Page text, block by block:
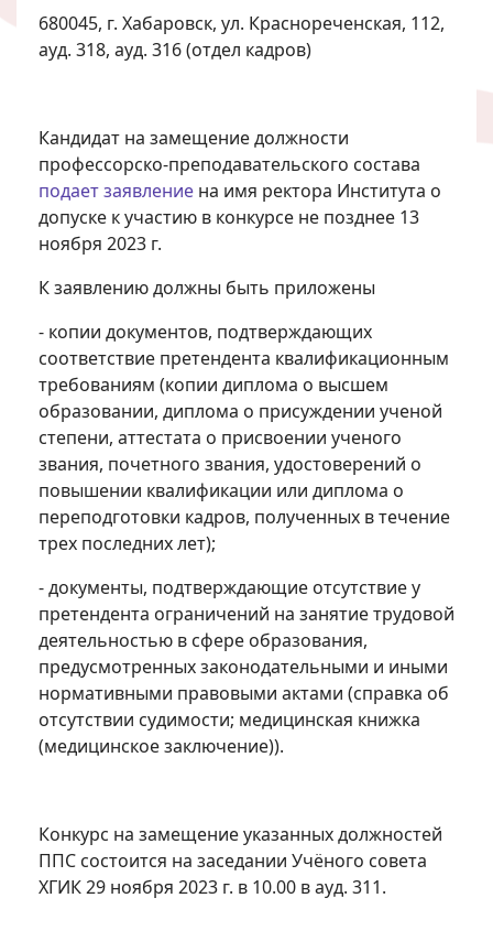
680045, г. Хабаровск, ул. Краснореченская, 112,
ауд. 318, ауд. 316 (отдел кадров)
Кандидат на замещение должности
профессорско-преподавательского состава
подает заявление на имя ректора Института о
допуске к участию в конкурсе не позднее 13
ноября 2023 г.
К заявлению должны быть приложены
- копии документов, подтверждающих
соответствие претендента квалификационным
требованиям (копии диплома о высшем
образовании, диплома о присуждении ученой
степени, аттестата о присвоении ученого
звания, почетного звания, удостоверений о
повышении квалификации или диплома о
переподготовки кадров, полученных в течение
трех последних лет);
- документы, подтверждающие отсутствие у
претендента ограничений на занятие трудовой
деятельностью в сфере образования,
предусмотренных законодательными и иными
нормативными правовыми актами (справка об
отсутствии судимости; медицинская книжка
(медицинское заключение)).
Конкурс на замещение указанных должностей
ППС состоится на заседании Учёного совета
ХГИК 29 ноября 2023 г. в 10.00 в ауд. 311.